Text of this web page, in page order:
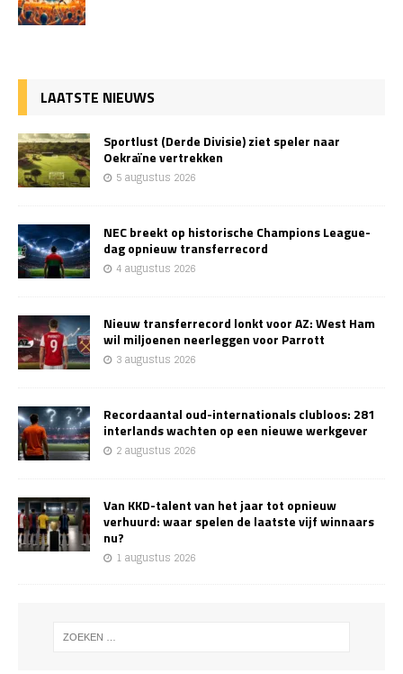
LAATSTE NIEUWS
Sportlust (Derde Divisie) ziet speler naar
Oekraïne vertrekken
5 augustus 2026
NEC breekt op historische Champions League-
dag opnieuw transferrecord
4 augustus 2026
Nieuw transferrecord lonkt voor AZ: West Ham
wil miljoenen neerleggen voor Parrott
3 augustus 2026
Recordaantal oud-internationals clubloos: 281
interlands wachten op een nieuwe werkgever
2 augustus 2026
Van KKD-talent van het jaar tot opnieuw
verhuurd: waar spelen de laatste vijf winnaars
nu?
1 augustus 2026